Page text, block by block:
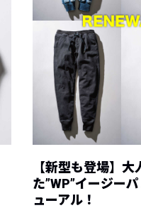
【新型も登場】大
た”WP”イージー
ューアル！